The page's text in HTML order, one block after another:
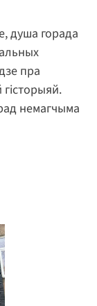
душа горада
пра
немагчыма